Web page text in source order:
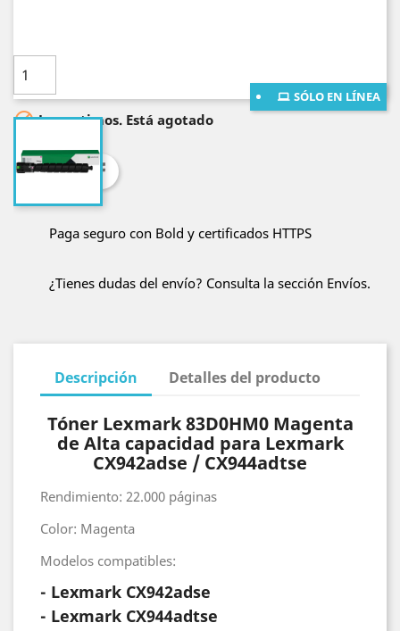
SÓLO EN LÍNEA
Lo sentimos. Está agotado
Compartir
Paga seguro con Bold y certificados HTTPS
¿Tienes dudas del envío? Consulta la sección Envíos.
Descripción Detalles del producto
Tóner Lexmark 83D0HM0 Magenta
de Alta capacidad para Lexmark
CX942adse / CX944adtse
Rendimiento: 22.000 páginas
Color: Magenta
Modelos compatibles:
- Lexmark CX942adse
- Lexmark CX944adtse